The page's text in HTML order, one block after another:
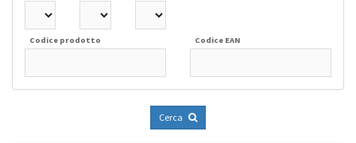
Codice prodotto Codice EAN
Cerca